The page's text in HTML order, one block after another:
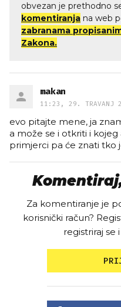
obvezan je prethodno
komentiranja na web
zabranama
Zakona.
makan
11:23, 29. TRAVANJ
evo pitajte mene, ja
a može se i otkriti i
primjerci pa će znati tko
Za komentiranje je
korisnički račun?
registriraj se